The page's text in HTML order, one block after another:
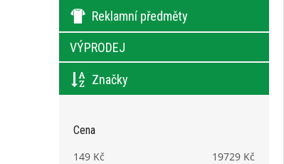
Reklamní předměty
VÝPRODEJ
Značky
Cena
149 Kč 19729 Kč